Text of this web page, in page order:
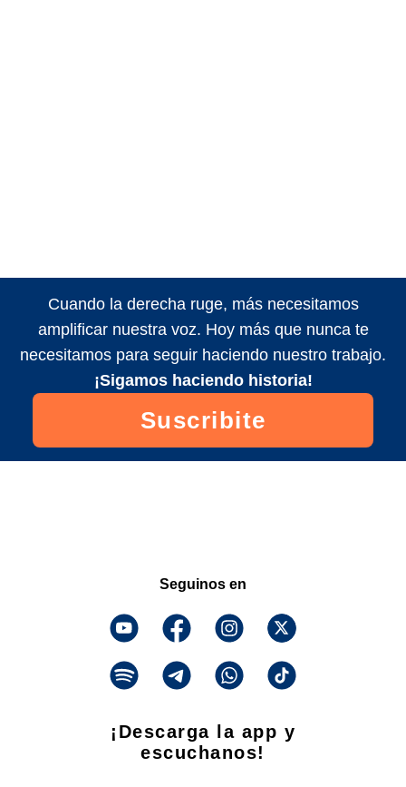
Cuando la derecha ruge, más necesitamos
amplificar nuestra voz. Hoy más que nunca te
necesitamos para seguir haciendo nuestro trabajo.
¡Sigamos haciendo historia!
Suscribite
Seguinos en
¡Descarga la app y
escuchanos!